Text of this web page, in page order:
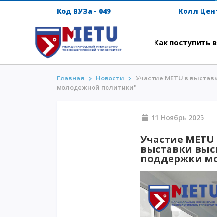
АБИТУРИЕНТАМ
Меньше 50 баллов/Без ЕНТ
Код ВУЗа - 049 Колл
Как поступить в
Главная Новости
Участие METU в
молодежной политики"
11 Ноябрь
Участие
выставки
поддержки